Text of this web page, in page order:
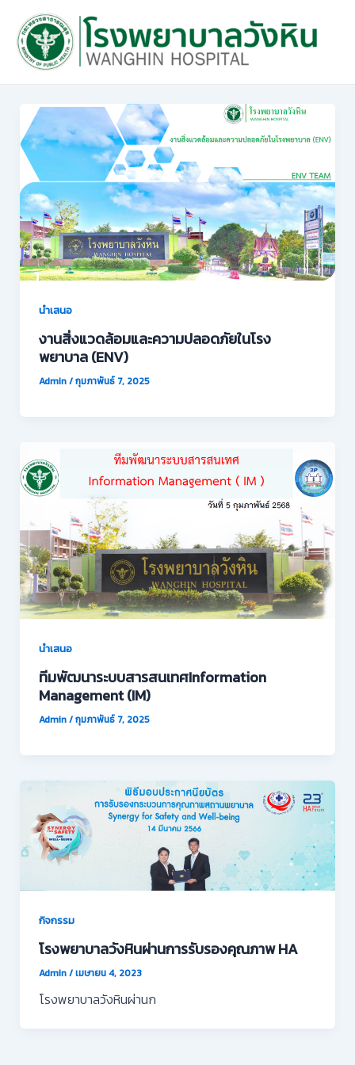
content
นำเสนอ
งานสิ่งแวดล้อมและความปลอดภัยในโรง
พยาบาล (ENV)
Admin/กุมภาพันธ์ 7, 2025
นำเสนอ
ทีมพัฒนาระบบสารสนเทศInformation
Management (IM)
Admin/กุมภาพันธ์ 7, 2025
กิจกรรม
โรงพยาบาลวังหินผ่านการรับรองคุณภาพ HA
Admin/เมษายน 4, 2023
โรงพยาบาลวังหินผ่านก